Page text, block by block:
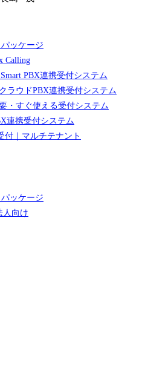
ッケージ
Calling
PBX連携受付システム
ラウドPBX連携受付システム
・すぐ使える受付システム
連携受付システム
付｜マルチテナント
ッケージ
人向け